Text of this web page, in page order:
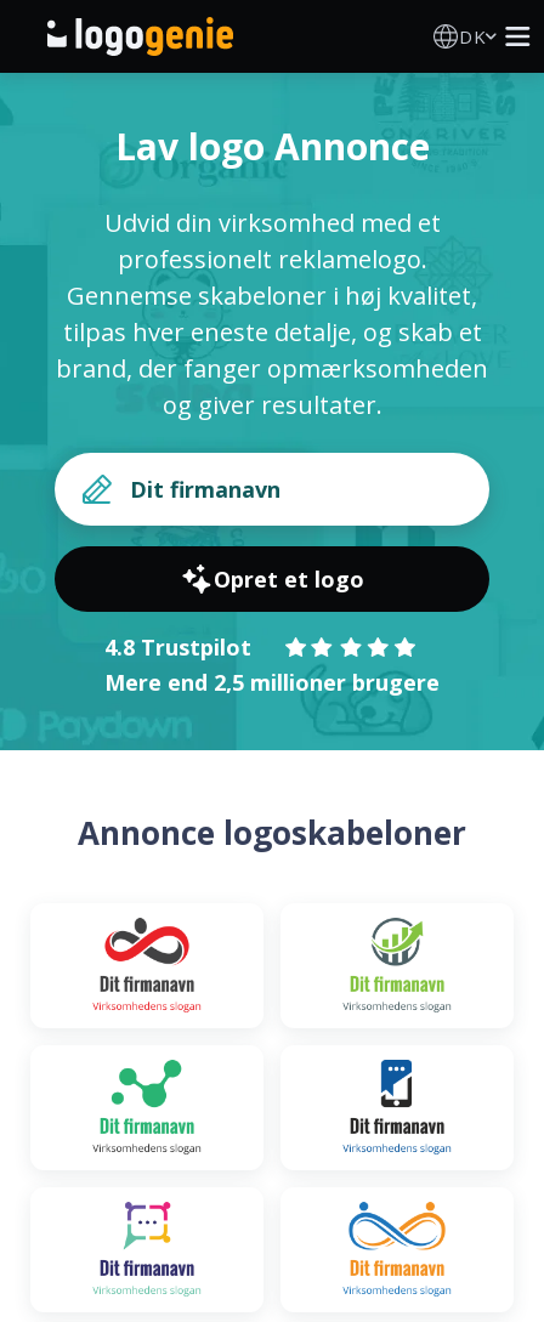
DK
AI logogenerator
Logoidéer
Trykte produkter
Om
LOG IND
Lav logo Annonce
Udvid din virksomhed med et
professionelt reklamelogo.
Gennemse skabeloner i høj kvalitet,
tilpas hver eneste detalje, og skab et
brand, der fanger opmærksomheden
og giver resultater.
Opret et logo
4.8 Trustpilot
Mere end 2,5 millioner brugere
Annonce logoskabeloner